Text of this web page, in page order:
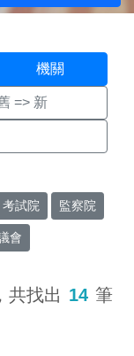
機關
=> 新
考試院 監察院
會
共找出 14 筆